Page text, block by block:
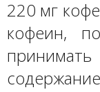
220 мг
кофеин,